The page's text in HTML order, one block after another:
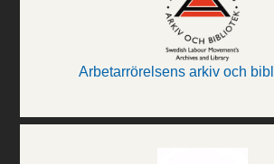
Arbetarrörelsens arkiv och